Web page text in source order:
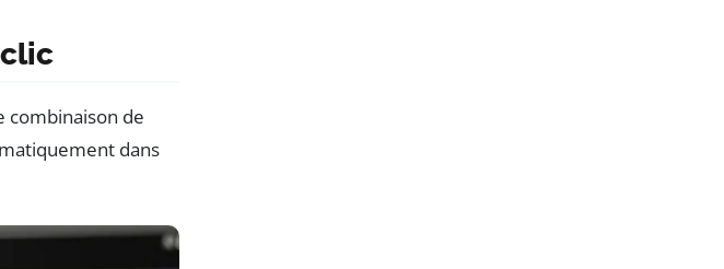
combinaison de
dans